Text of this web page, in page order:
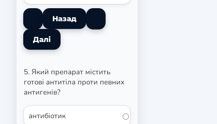
5. Який препарат містить
готові антитіла проти певних
антигенів?
антибіотик